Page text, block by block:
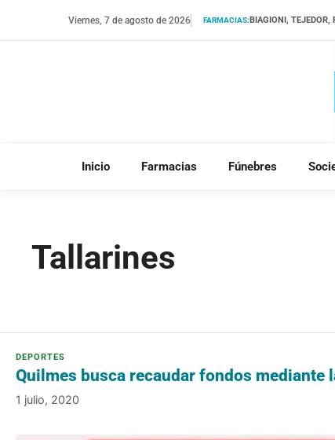
Viernes, 7 de agosto de 2026 FARMACIAS:BIAGIONI, TEJEDOR,
Inicio Farmacias Fúnebres
Tallarines
Quilmes busca recaudar fondos mediante
1 julio, 2020